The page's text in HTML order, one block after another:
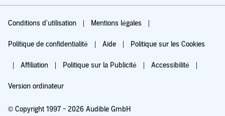
Conditions d'utilisation Mentions légales
Politique de confidentialité Aide Politique sur les Cookies
Affiliation Politique sur la Publicité Accessibilité
Version ordinateur
© Copyright 1997 - 2026 Audible GmbH